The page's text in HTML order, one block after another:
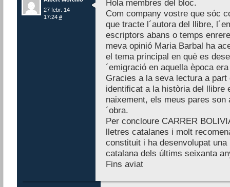
27 febr. 14
17:24 #
Hola membres del bloc.
Com company vostre que sóc
que tracte l´autora del llibre,
escriptors abans o temps
meva opinió Maria Barbal ha
el tema principal en què es
´emigració en aquella època
Gracies a la seva lectura a part
identificat a la història del llibre
naixement, els meus pares
´obra.
Per concloure CARRER
lletres catalanes i molt
constituit i ha desenvolupat
catalana dels últims seixanta
Fins aviat